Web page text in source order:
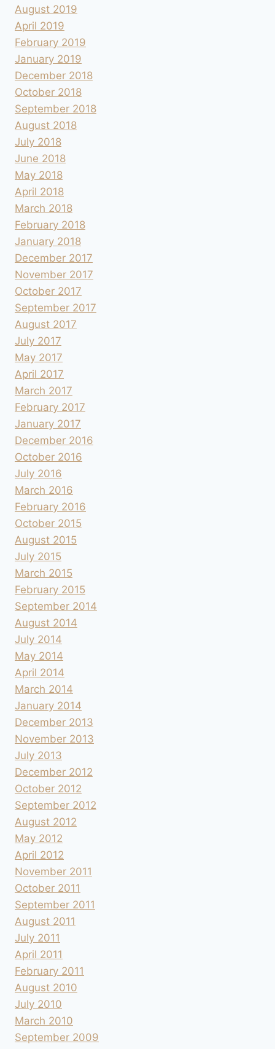
August 2019
April 2019
February 2019
January 2019
December 2018
October 2018
September 2018
August 2018
July 2018
June 2018
May 2018
April 2018
March 2018
February 2018
January 2018
December 2017
November 2017
October 2017
September 2017
August 2017
July 2017
May 2017
April 2017
March 2017
February 2017
January 2017
December 2016
October 2016
July 2016
March 2016
February 2016
October 2015
August 2015
July 2015
March 2015
February 2015
September 2014
August 2014
July 2014
May 2014
April 2014
March 2014
January 2014
December 2013
November 2013
July 2013
December 2012
October 2012
September 2012
August 2012
May 2012
April 2012
November 2011
October 2011
September 2011
August 2011
July 2011
April 2011
February 2011
August 2010
July 2010
March 2010
September 2009